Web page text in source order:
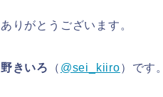
りがとうございます。
きいろ （ @sei_kiiro）です。